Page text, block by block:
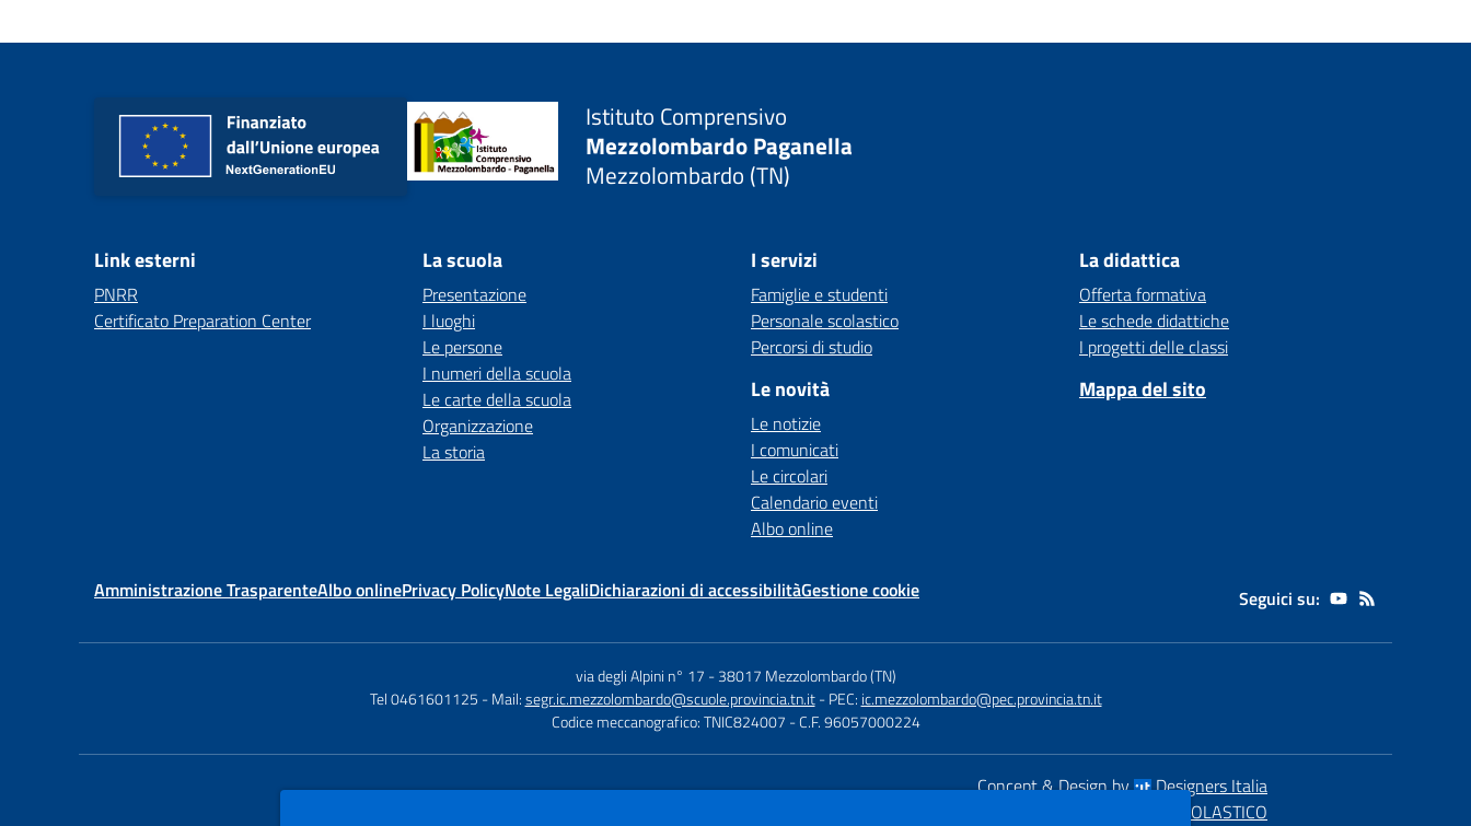
Istituto Comprensivo
Mezzolombardo Paganella
Mezzolombardo (TN)
Link esterni
PNRR
Certificato Preparation Center
La scuola
Presentazione
I luoghi
Le persone
I numeri della scuola
Le carte della scuola
Organizzazione
La storia
I servizi
Famiglie e studenti
Personale scolastico
Percorsi di studio
Le novità
Le notizie
I comunicati
Le circolari
Calendario eventi
Albo online
La didattica
Offerta formativa
Le schede didattiche
I progetti delle classi
Mappa del sito
Amministrazione TrasparenteAlbo onlinePrivacy PolicyNote LegaliDichiarazioni di accessibilitàGestione cookie Seguici su:
via degli Alpini n° 17 -38017 Mezzolombardo (TN)
Tel 0461601125 - Mail:segr.ic.mezzolombardo@scuole.provincia.tn.it - PEC: ic.mezzolombardo@pec.provincia.tn.it
Codice meccanografico: TNIC824007 - C.F. 96057000224
Concept & Design by
Designers Italia
SCUOLASTICO